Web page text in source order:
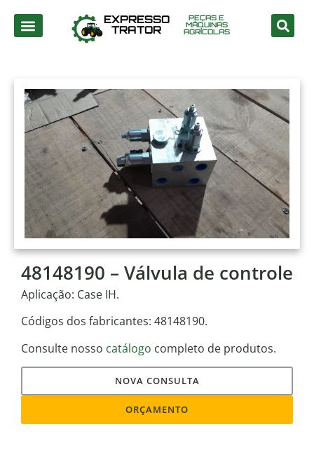
EXPRESSO
TRATOR
PEÇAS E
MÁQUINAS
AGRÍCOLAS
48148190 – Válvula de controle
Aplicação: Case IH.
Códigos dos fabricantes: 48148190.
Consulte nosso catálogo completo de produtos.
NOVA CONSULTA
ORÇAMENTO